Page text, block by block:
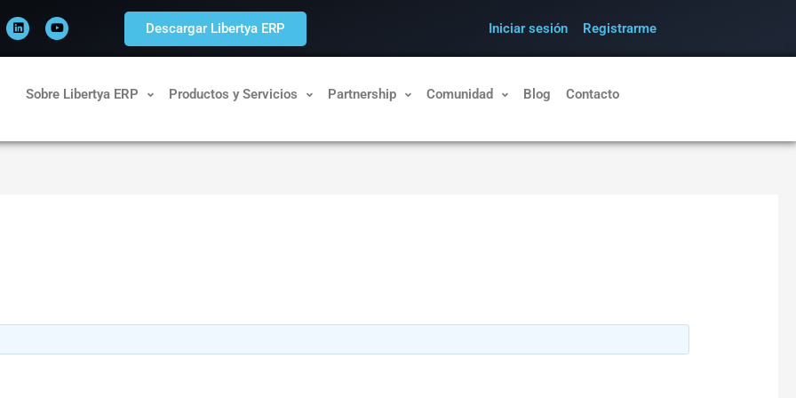
i
n
k
e
o
u
t
u
Descargar Libertya ERP Iniciar sesión Registrarme
Sobre Libertya ERP Productos y Servicios Partnership Comunidad Blog Contacto